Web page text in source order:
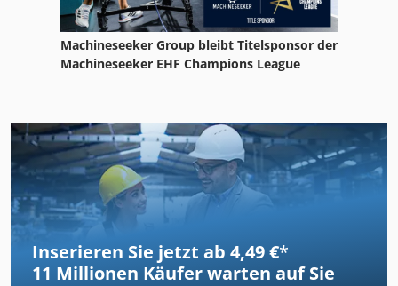
Machineseeker Group bleibt Titelsponsor der
Machineseeker EHF Champions League
Inserieren Sie jetzt ab 4,49 €*
11 Millionen Käufer warten auf Sie